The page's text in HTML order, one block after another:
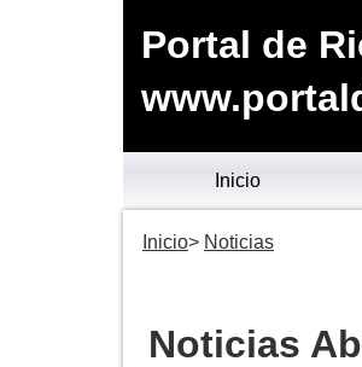
Portal de
Inicio
Inicio Noticias
Noticias